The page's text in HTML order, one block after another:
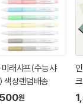
래샤프(수능샤
색상랜덤배송
원
크